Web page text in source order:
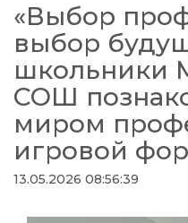
«Выбор
выбор
школьники
СОШ
миром
игровой
13.05.2026 08:56:39